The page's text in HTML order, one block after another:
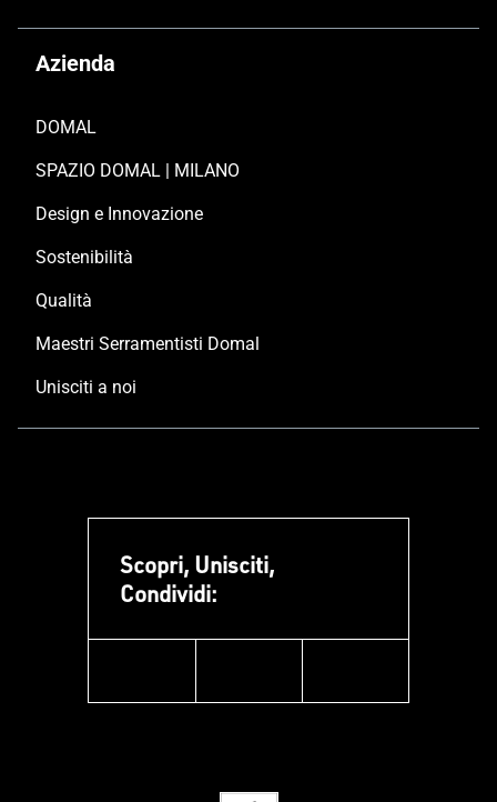
Azienda
DOMAL
SPAZIO DOMAL | MILANO
Design e Innovazione
Sostenibilità
Qualità
Maestri Serramentisti Domal
Unisciti a noi
Scopri, Unisciti,
Condividi: